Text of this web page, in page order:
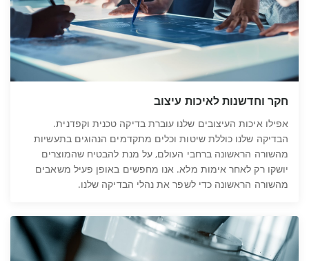
חקר וחדשנות לאיכות עיצוב
אפילו איכות העיצובים שלנו עוברת בדיקה טכנית וקפדנית.
הבדיקה שלנו כוללת שיטות וכלים מתקדמים הנהוגים בתעשיות
מהשורה הראשונה ברחבי העולם, על מנת להבטיח שהמוצרים
יושקו רק לאחר אימות מלא. אנו מחפשים באופן פעיל משאבים
מהשורה הראשונה כדי לשפר את נהלי הבדיקה שלנו.